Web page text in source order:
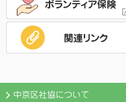
中京区社協について